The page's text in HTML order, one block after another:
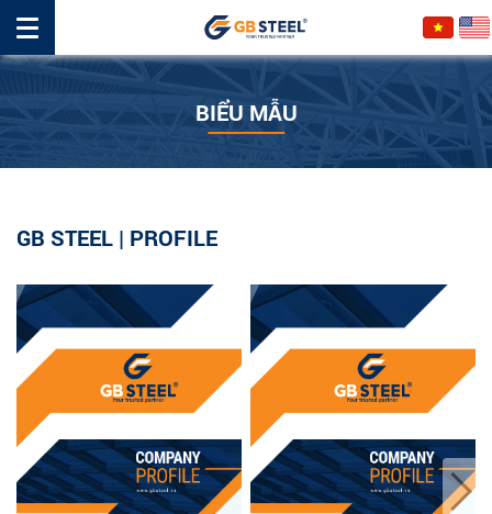
BIỂU MẪU
GB STEEL | PROFILE